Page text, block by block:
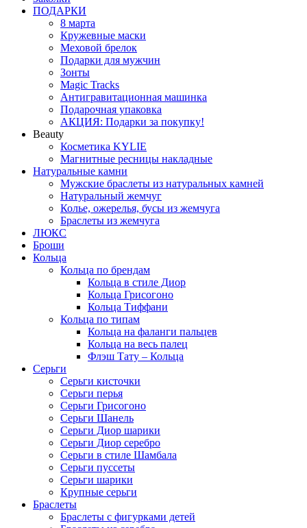
ПОДАРКИ
8 марта
Кружевные маски
Меховой брелок
Подарки для мужчин
Зонты
Magic Tracks
Антигравитационная машинка
Подарочная упаковка
АКЦИЯ: Подарки за покупку!
Beauty
Косметика KYLIE
Магнитные ресницы накладные
Натуральные камни
Мужские браслеты из натуральных камней
Натуральный жемчуг
Колье, ожерелья, бусы из жемчуга
Браслеты из жемчуга
ЛЮКС
Броши
Кольца
Кольца по брендам
Кольца в стиле Диор
Кольца Грисогоно
Кольца Тиффани
Кольца по типам
Кольца на фаланги пальцев
Кольца на весь палец
Флэш Тату – Кольца
Серьги
Серьги кисточки
Серьги перья
Серьги Грисогоно
Серьги Шанель
Серьги Диор шарики
Серьги Диор серебро
Серьги в стиле Шамбала
Серьги пуссеты
Серьги шарики
Крупные серьги
Браслеты
Браслеты с фигурками детей